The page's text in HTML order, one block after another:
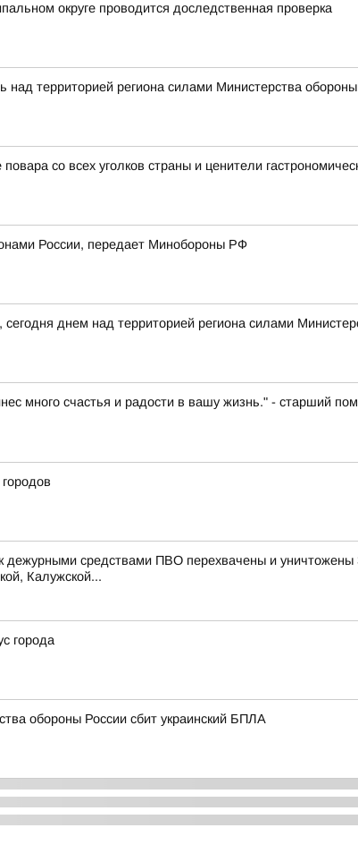
округе проводится доследственная проверка
территорией региона силами Министерства
со всех уголков страны и ценители
России, передает Минобороны РФ
днем над территорией региона силами
много счастья и радости в вашу жизнь." - старший
средствами ПВО перехвачены и уничтожены
Калужской...
города
обороны России сбит украинский БПЛА